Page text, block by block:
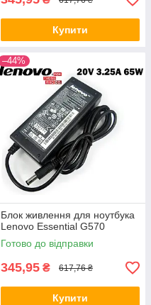
Купити
–44%
Блок живлення для ноутбука
Lenovo Essential G570
Готово до відправки
345,95 ₴ 617,76 ₴
Купити